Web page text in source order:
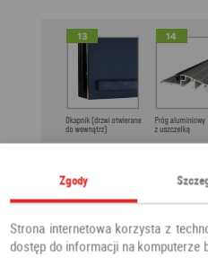
Zgody
Strona internetowa korzysta z
dostęp do informacji na komputerze